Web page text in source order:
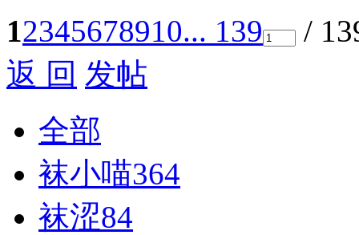
12345678910... 139
/
返 回 发帖
全部
袜小喵364
袜涩84